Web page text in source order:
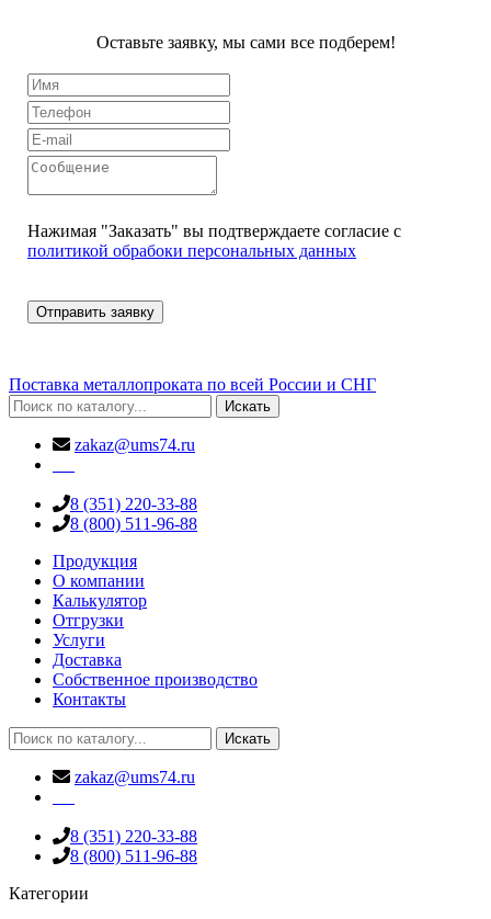
Оставьте заявку, мы сами все подберем!
Нажимая "Заказать" вы подтверждаете согласие с
политикой обрабоки персональных данных
Поставка металлопроката по всей России и СНГ
Искать
zakaz@ums74.ru
8 (351) 220-33-88
8 (800) 511-96-88
Продукция
О компании
Калькулятор
Отгрузки
Услуги
Доставка
Собственное производство
Контакты
Искать
zakaz@ums74.ru
8 (351) 220-33-88
8 (800) 511-96-88
Категории